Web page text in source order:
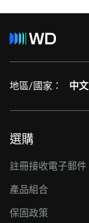
地區/國家： 中文
選購
註冊接收電子郵件
產品組合
保固政策